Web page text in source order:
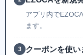
アプリ内で
ます。
3 クーポンを使い